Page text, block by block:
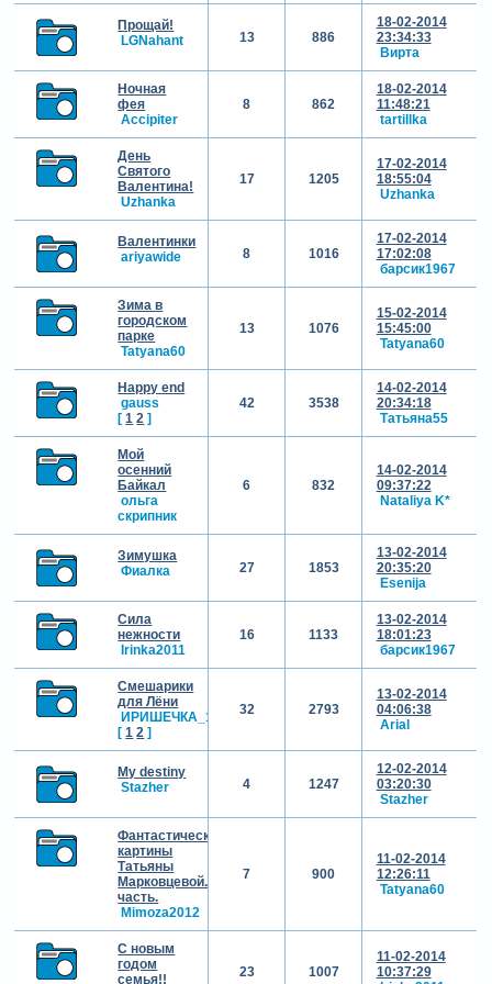
Прощай!
LGNahant
13 886
18-02-2014
23:34:33
Вирта
Ночная
фея
Accipiter
8 862
18-02-2014
11:48:21
tartillka
День
Святого
Валентина!
Uzhanka
17 1205
17-02-2014
18:55:04
Uzhanka
Валентинки
ariyawide
8 1016
17-02-2014
17:02:08
барсик1967
Зима в
городском
парке
Tatyana60
13 1076
15-02-2014
15:45:00
Tatyana60
Happy end
gauss
[ 1 2 ]
42 3538
14-02-2014
20:34:18
Татьяна55
Мой
осенний
Байкал
ольга
скрипник
6 832
14-02-2014
09:37:22
Nataliya K*
Зимушка
Фиалка
27 1853
13-02-2014
20:35:20
Esenija
Сила
нежности
Irinka2011
16 1133
13-02-2014
18:01:23
барсик1967
Смешарики
для Лёни
ИРИШЕЧКА_1986
[ 1 2 ]
32 2793
13-02-2014
04:06:38
Arial
My destiny
Stazher
4 1247
12-02-2014
03:20:30
Stazher
Фантастические
картины
Татьяны
Марковцевой.3
часть.
Mimoza2012
7 900
11-02-2014
12:26:11
Tatyana60
С новым
годом
семья!!
23 1007
11-02-2014
10:37:29